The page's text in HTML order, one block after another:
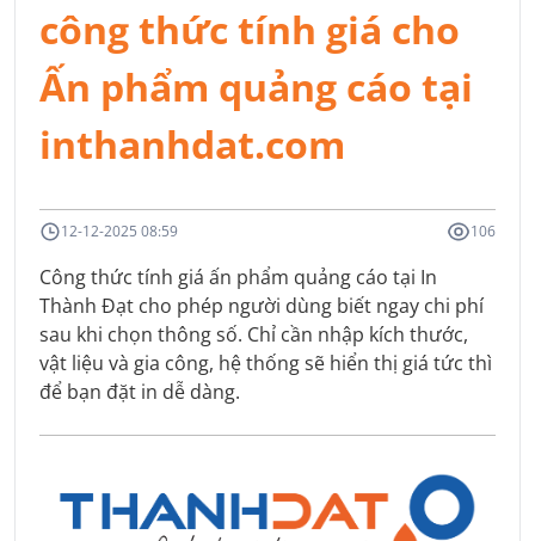
công thức tính giá cho
Ấn phẩm quảng cáo tại
inthanhdat.com
12-12-2025 08:59 106
Công thức tính giá ấn phẩm quảng cáo tại In
Thành Đạt cho phép người dùng biết ngay chi phí
sau khi chọn thông số. Chỉ cần nhập kích thước,
vật liệu và gia công, hệ thống sẽ hiển thị giá tức thì
để bạn đặt in dễ dàng.